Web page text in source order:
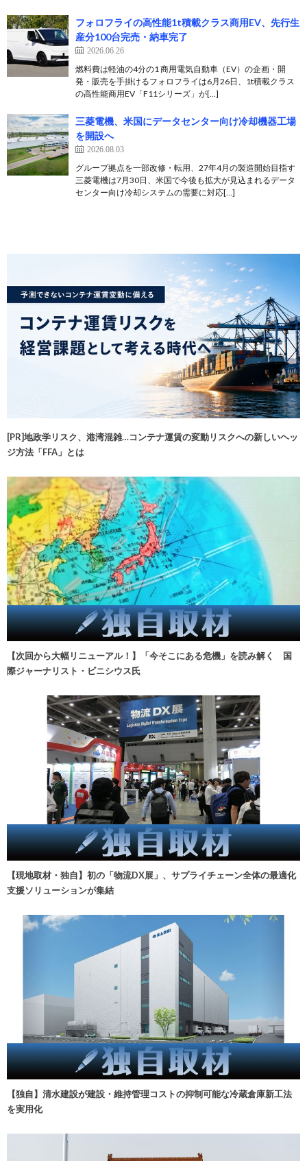
フォロフライの高性能1t積載クラス商用EV、先行生
産分100台完売・納車完了
2026.06.26
燃料費は軽油の4分の1 商用電気自動車（EV）の企画・開
発・販売を手掛けるフォロフライは6月26日、1t積載クラス
の高性能商用EV「F11シリーズ」が[…]
三菱電機、米国にデータセンター向け冷却機器工場
を開設へ
2026.08.03
グループ拠点を一部改修・転用、27年4月の製造開始目指す
三菱電機は7月30日、米国で今後も拡大が見込まれるデータ
センター向け冷却システムの需要に対応[…]
[PR]地政学リスク、港湾混雑…コンテナ運賃の変動リスクへの新しいヘッ
ジ方法「FFA」とは
【次回から大幅リニューアル！】「今そこにある危機」を読み解く 国
際ジャーナリスト・ビニシウス氏
【現地取材・独自】初の「物流DX展」、サプライチェーン全体の最適化
支援ソリューションが集結
【独自】清水建設が建設・維持管理コストの抑制可能な冷蔵倉庫新工法
を実用化